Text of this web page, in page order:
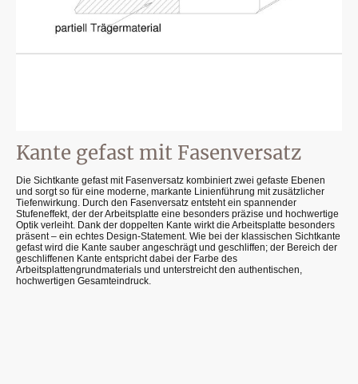
Kante gefast mit Fasenversatz
Die Sichtkante gefast mit Fasenversatz kombiniert zwei gefaste Ebenen
und sorgt so für eine moderne, markante Linienführung mit zusätzlicher
Tiefenwirkung. Durch den Fasenversatz entsteht ein spannender
Stufeneffekt, der der Arbeitsplatte eine besonders präzise und hochwertige
Optik verleiht. Dank der doppelten Kante wirkt die Arbeitsplatte besonders
präsent – ein echtes Design-Statement. Wie bei der klassischen Sichtkante
gefast wird die Kante sauber angeschrägt und geschliffen; der Bereich der
geschliffenen Kante entspricht dabei der Farbe des
Arbeitsplattengrundmaterials und unterstreicht den authentischen,
hochwertigen Gesamteindruck.